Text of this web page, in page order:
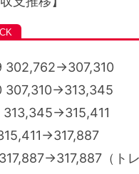
302,762→307,310
307,310→313,345
313,345→315,411
（トレ